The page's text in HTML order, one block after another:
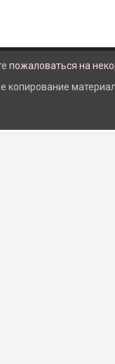
пожаловаться на
копирование